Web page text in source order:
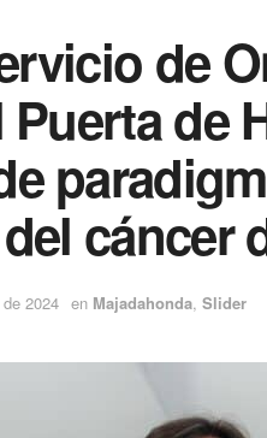
de
de
cáncer
2024 en Majadahonda, Slider